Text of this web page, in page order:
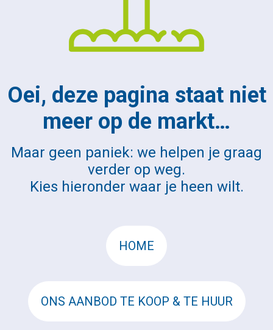
Oei, deze pagina staat niet
meer op de markt…
Maar geen paniek: we helpen je graag
verder op weg.
Kies hieronder waar je heen wilt.
HOME
ONS AANBOD TE KOOP & TE HUUR